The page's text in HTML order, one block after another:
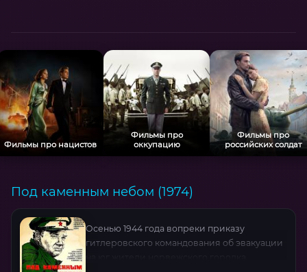
Фильмы про нацистов
Фильмы про
оккупацию
Фильмы про
российских солдат
Под каменным небом (1974)
Осенью 1944 года вопреки приказу
гитлеровского командования об эвакуации